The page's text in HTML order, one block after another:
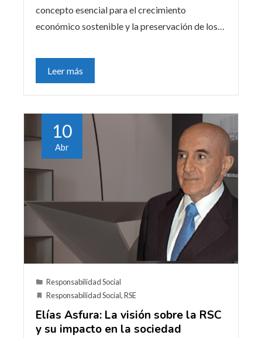
concepto esencial para el crecimiento
económico sostenible y la preservación de los…
Leer más
10
Abr
Responsabilidad Social
Responsabilidad Social,RSE
Elías Asfura: La visión sobre la RSC
y su impacto en la sociedad